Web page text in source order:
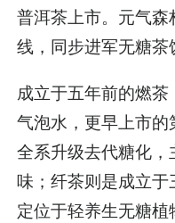
普洱茶上市。元气
线，同步进军无糖茶
成立于五年前的燃
气泡水，更早上市
全系升级去代糖化
味；纤茶则是成立于
定位于轻养生无糖植